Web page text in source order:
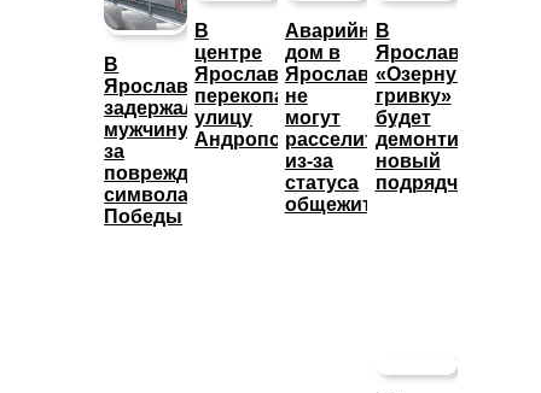
В
Ярославле
задержали
мужчину
за
повреждение
символа
Победы
В
центре
Ярославля
перекопали
улицу
Андропова
Аварийный
дом в
Ярославле
не
могут
расселить
из-за
статуса
общежития
В
Ярославле
«Озерную
гривку»
будет
демонтировать
новый
подрядчик